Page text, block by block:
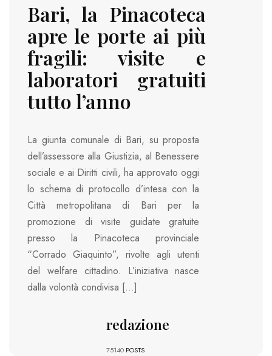
Bari, la Pinacoteca
apre le porte ai più
fragili: visite e
laboratori gratuiti
tutto l’anno
La giunta comunale di Bari, su proposta
dell’assessore alla Giustizia, al Benessere
sociale e ai Diritti civili, ha approvato oggi
lo schema di protocollo d’intesa con la
Città metropolitana di Bari per la
promozione di visite guidate gratuite
presso la Pinacoteca provinciale
“Corrado Giaquinto”, rivolte agli utenti
del welfare cittadino. L’iniziativa nasce
dalla volontà condivisa […]
redazione
75140 POSTS